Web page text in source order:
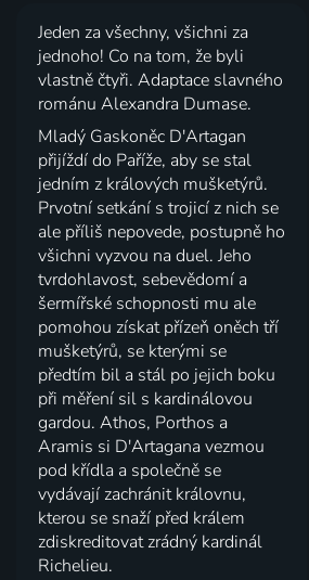
Jeden za všechny, všichni za
jednoho! Co na tom, že byli
vlastně čtyři. Adaptace slavného
románu Alexandra Dumase.
Mladý Gaskoněc D'Artagan
přijíždí do Paříže, aby se stal
jedním z králových mušketýrů.
Prvotní setkání s trojicí z nich se
ale příliš nepovede, postupně ho
všichni vyzvou na duel. Jeho
tvrdohlavost, sebevědomí a
šermířské schopnosti mu ale
pomohou získat přízeň oněch tří
mušketýrů, se kterými se
předtím bil a stál po jejich boku
při měření sil s kardinálovou
gardou. Athos, Porthos a
Aramis si D'Artagana vezmou
pod křídla a společně se
vydávají zachránit královnu,
kterou se snaží před králem
zdiskreditovat zrádný kardinál
Richelieu.